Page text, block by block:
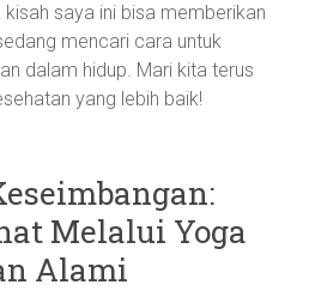
saya ini bisa memberikan
mencari cara untuk
dalam hidup. Mari kita terus
yang lebih baik!
Melalui Yoga
Alami